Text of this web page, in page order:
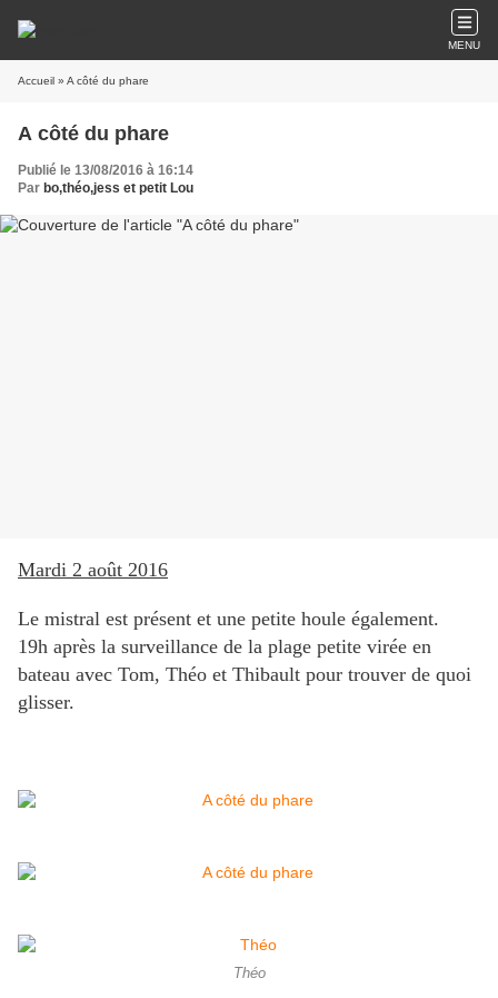
MENU
Accueil » A côté du phare
A côté du phare
Publié le 13/08/2016 à 16:14
Par bo,théo,jess et petit Lou
Mardi 2 août 2016
Le mistral est présent et une petite houle également.
19h après la surveillance de la plage petite virée en
bateau avec Tom, Théo et Thibault pour trouver de quoi
glisser.
Théo